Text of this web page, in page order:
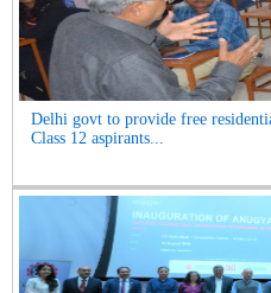
Delhi govt to provide free
Class 12 aspirants...